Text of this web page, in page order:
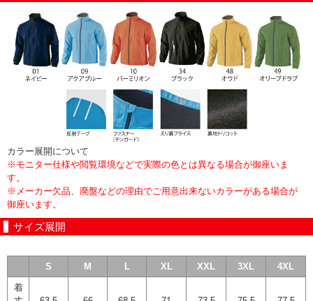
カラー展開について
※モニター仕様や閲覧環境などで実際の色とは異なる場合が御座いま
す。
※メーカー欠品、廃盤などの理由でご用意出来ないカラーがある場合が
御座います。
サイズ展開
S M L XL XXL 3XL
4XL
着